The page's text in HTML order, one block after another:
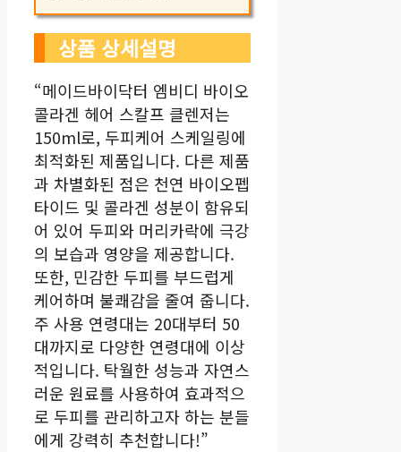
상품 상세설명
“메이드바이닥터 엠비디 바이오
콜라겐 헤어 스칼프 클렌저는
150ml로, 두피케어 스케일링에
최적화된 제품입니다. 다른 제품
과 차별화된 점은 천연 바이오펩
타이드 및 콜라겐 성분이 함유되
어 있어 두피와 머리카락에 극강
의 보습과 영양을 제공합니다.
또한, 민감한 두피를 부드럽게
케어하며 불쾌감을 줄여 줍니다.
주 사용 연령대는 20대부터 50
대까지로 다양한 연령대에 이상
적입니다. 탁월한 성능과 자연스
러운 원료를 사용하여 효과적으
로 두피를 관리하고자 하는 분들
에게 강력히 추천합니다!”